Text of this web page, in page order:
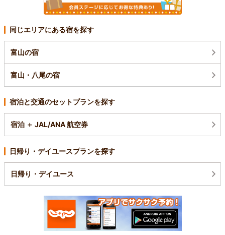
同じエリアにある宿を探す
富山の宿
富山・八尾の宿
宿泊と交通のセットプランを探す
宿泊 ＋ JAL/ANA 航空券
日帰り・デイユースプランを探す
日帰り・デイユース